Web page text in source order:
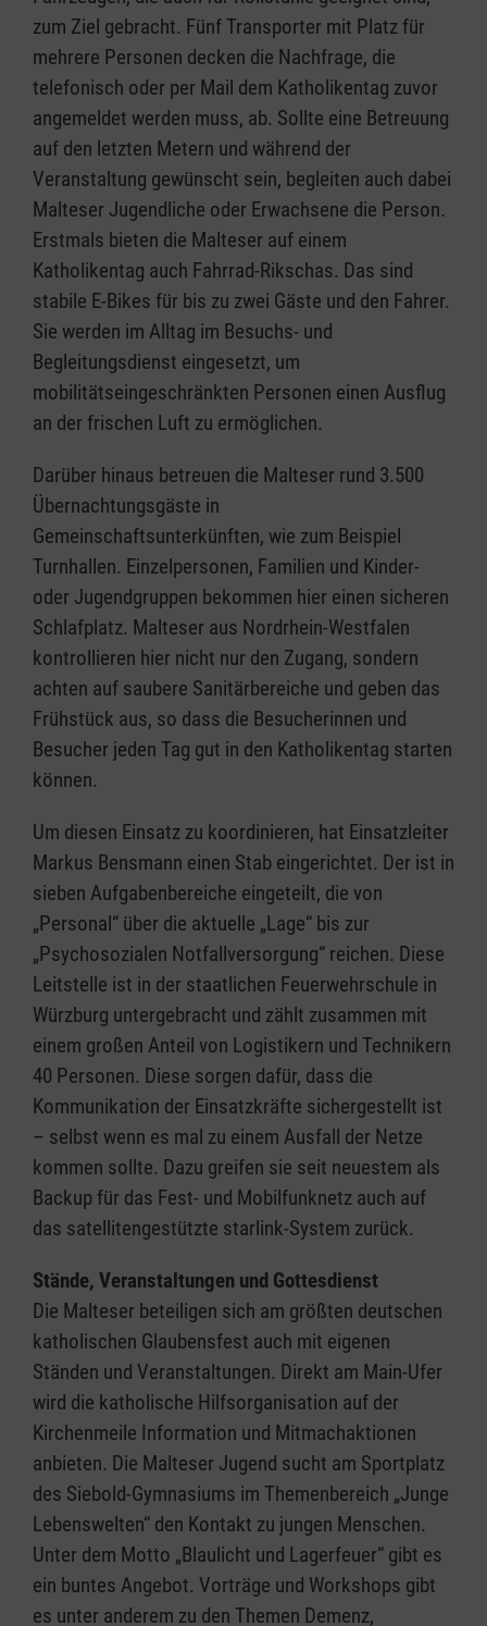
zum Ziel gebracht. Fünf Transporter mit Platz für
mehrere Personen decken die Nachfrage, die
telefonisch oder per Mail dem Katholikentag zuvor
angemeldet werden muss, ab. Sollte eine Betreuung
auf den letzten Metern und während der
Veranstaltung gewünscht sein, begleiten auch dabei
Malteser Jugendliche oder Erwachsene die Person.
Erstmals bieten die Malteser auf einem
Katholikentag auch Fahrrad-Rikschas. Das sind
stabile E-Bikes für bis zu zwei Gäste und den Fahrer.
Sie werden im Alltag im Besuchs- und
Begleitungsdienst eingesetzt, um
mobilitätseingeschränkten Personen einen Ausflug
an der frischen Luft zu ermöglichen.
Darüber hinaus betreuen die Malteser rund 3.500
Übernachtungsgäste in
Gemeinschaftsunterkünften, wie zum Beispiel
Turnhallen. Einzelpersonen, Familien und Kinder-
oder Jugendgruppen bekommen hier einen sicheren
Schlafplatz. Malteser aus Nordrhein-Westfalen
kontrollieren hier nicht nur den Zugang, sondern
achten auf saubere Sanitärbereiche und geben das
Frühstück aus, so dass die Besucherinnen und
Besucher jeden Tag gut in den Katholikentag starten
können.
Um diesen Einsatz zu koordinieren, hat Einsatzleiter
Markus Bensmann einen Stab eingerichtet. Der ist in
sieben Aufgabenbereiche eingeteilt, die von
„Personal“ über die aktuelle „Lage“ bis zur
„Psychosozialen Notfallversorgung“ reichen. Diese
Leitstelle ist in der staatlichen Feuerwehrschule in
Würzburg untergebracht und zählt zusammen mit
einem großen Anteil von Logistikern und Technikern
40 Personen. Diese sorgen dafür, dass die
Kommunikation der Einsatzkräfte sichergestellt ist
– selbst wenn es mal zu einem Ausfall der Netze
kommen sollte. Dazu greifen sie seit neuestem als
Backup für das Fest- und Mobilfunknetz auch auf
das satellitengestützte starlink-System zurück.
Stände, Veranstaltungen und Gottesdienst
Die Malteser beteiligen sich am größten deutschen
katholischen Glaubensfest auch mit eigenen
Ständen und Veranstaltungen. Direkt am Main-Ufer
wird die katholische Hilfsorganisation auf der
Kirchenmeile Information und Mitmachaktionen
anbieten. Die Malteser Jugend sucht am Sportplatz
des Siebold-Gymnasiums im Themenbereich „Junge
Lebenswelten“ den Kontakt zu jungen Menschen.
Unter dem Motto „Blaulicht und Lagerfeuer“ gibt es
ein buntes Angebot. Vorträge und Workshops gibt
es unter anderem zu den Themen Demenz,